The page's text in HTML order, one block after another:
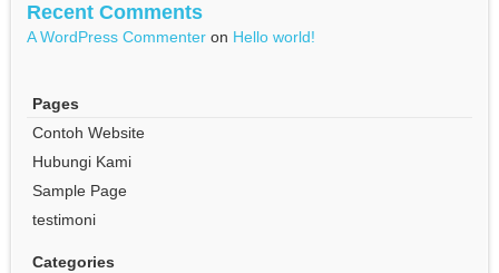
Recent Comments
A WordPress Commenter on Hello world!
Pages
Contoh Website
Hubungi Kami
Sample Page
testimoni
Categories